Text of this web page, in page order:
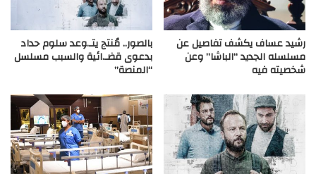
رشيد عساف يكشف تفاصيل عن
مسلسله الجديد “الباشا” وعن
شخصيته فيه
بالصور.. مُنتج يتـ.وعد سلوم حداد
بدعوى قضـ.ائية والسبب مسلسل
“المنصة”